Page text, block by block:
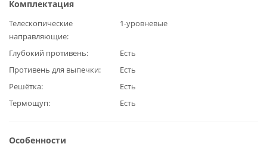
Комплектация
Телескопические
направляющие
1-уровневые
Глубокий противень
Есть
Противень для выпечки
Есть
Решётка
Есть
Термощуп
Есть
Особенности